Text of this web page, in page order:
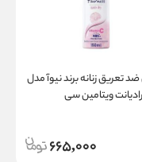
تعریق زنانه برند نیوآ مدل
ویتامین سی
665,000